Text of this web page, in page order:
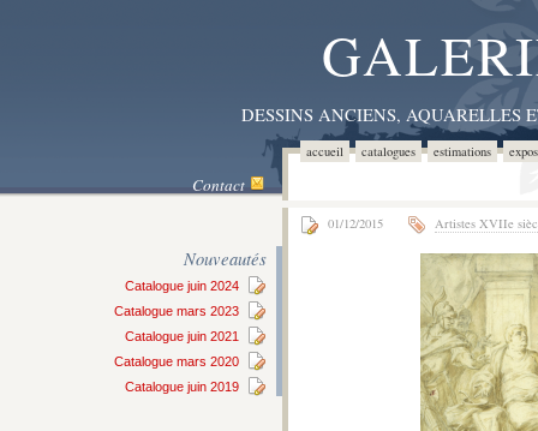
DESSINS ANCIENS,
accueil catalogues estimations
Contact
Nouveautés
Catalogue juin 2024
Catalogue mars 2023
Catalogue juin 2021
Catalogue mars 2020
Catalogue juin 2019
01/12/2015 Artistes XVIIe